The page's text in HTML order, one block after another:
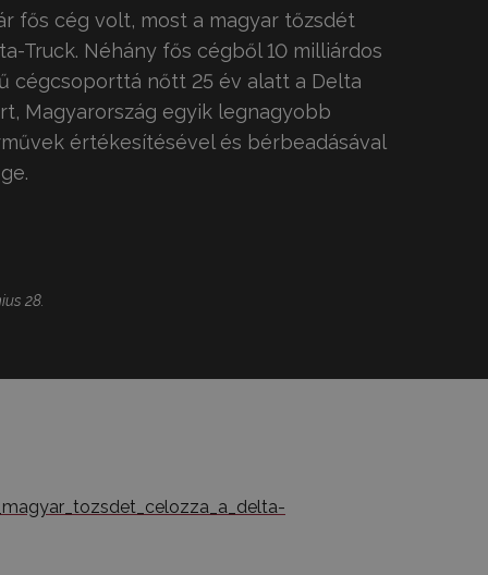
fős cég volt, most a magyar tőzsdét
Truck. Néhány fős cégből 10 milliárdos
cégcsoporttá nőtt 25 év alatt a Delta
Magyarország egyik legnagyobb
értékesítésével és bérbeadásával
28.